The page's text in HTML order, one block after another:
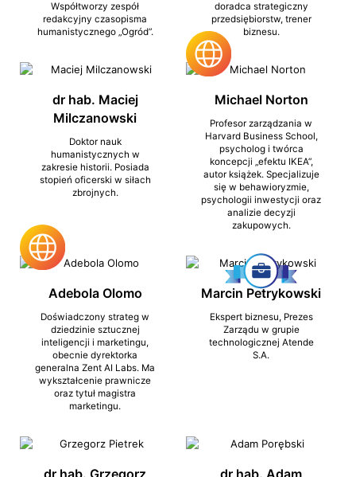
Współtworzy zespół
redakcyjny czasopisma
humanistycznego „Ogród”.
doradca strategiczny
przedsiębiorstw, trener
biznesu.
dr hab. Maciej
Milczanowski
Doktor nauk
humanistycznych w
zakresie historii. Posiada
stopień oficerski w siłach
zbrojnych.
Michael Norton
Profesor zarządzania w
Harvard Business School,
psycholog i twórca
koncepcji „efektu IKEA”,
autor książek. Specjalizuje
się w behawioryzmie,
psychologii inwestycji oraz
analizie decyzji
zakupowych.
Adebola Olomo
Doświadczony strateg w
dziedzinie sztucznej
inteligencji i marketingu,
obecnie dyrektorka
generalna Zent AI Labs. Ma
wykształcenie prawnicze
oraz tytuł magistra
marketingu.
Marcin Petrykowski
Ekspert biznesu, Prezes
Zarządu w grupie
technologicznej Atende
S.A.
dr hab. Grzegorz dr hab. Adam